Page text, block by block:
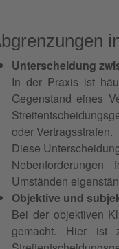
Unterscheidung
In der Praxis ist
Gegenstand eines
oder Vertragsstrafen.
Diese
Umständen
Objektive und
Bei der objektiven
gemacht. Hier ist